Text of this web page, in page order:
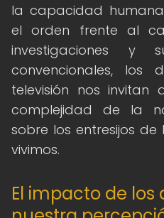
la capacidad
el orden frente al
investigaciones y
convencionales, los
televisión nos invitan
complejidad de la
sobre los entresijos
vivimos.
El impacto de los